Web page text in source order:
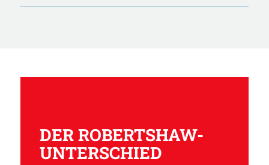
DER ROBERTSHAW-
UNTERSCHIED